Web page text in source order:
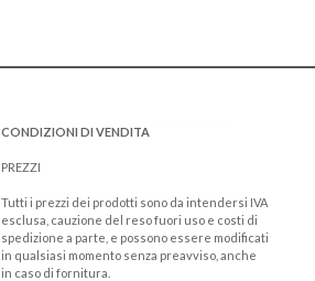
CONDIZIONI DI VENDITA
PREZZI
Tutti i prezzi dei prodotti sono da intendersi IVA
esclusa, cauzione del reso fuori uso e costi di
spedizione a parte, e possono essere modificati
in qualsiasi momento senza preavviso, anche
in caso di fornitura.